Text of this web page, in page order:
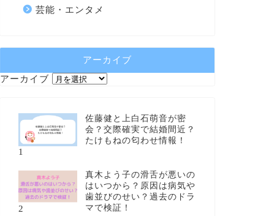
芸能・エンタメ
アーカイブ
アーカイブ
1
佐藤健と上白石萌音が密
会？交際確実で結婚間近？
たけもねの匂わせ情報！
2
真木よう子の滑舌が悪いの
はいつから？原因は病気や
歯並びのせい？過去のドラ
マで検証！